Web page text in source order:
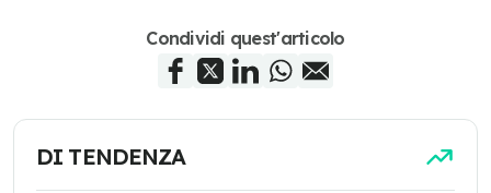
Condividi quest'articolo
DI TENDENZA